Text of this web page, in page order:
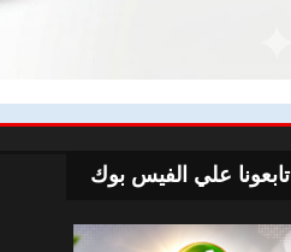
تابعونا علي الفيس بوك